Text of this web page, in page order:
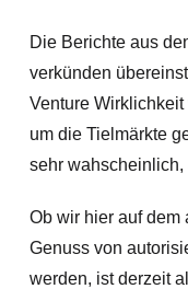
Die Berichte aus
verkünden
Venture
um die Tielmärkte
sehr
Ob wir hier auf dem
Genuss von
werden, ist derzeit